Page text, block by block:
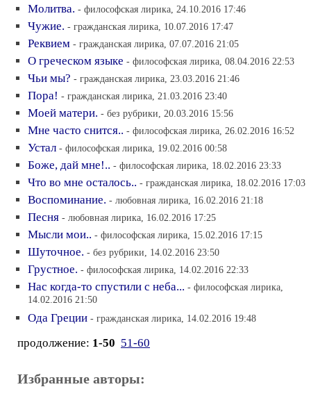
Молитва. - философская лирика, 24.10.2016 17:46
Чужие. - гражданская лирика, 10.07.2016 17:47
Реквием - гражданская лирика, 07.07.2016 21:05
О греческом языке - философская лирика, 08.04.2016 22:53
Чьи мы? - гражданская лирика, 23.03.2016 21:46
Пора! - гражданская лирика, 21.03.2016 23:40
Моей матери. - без рубрики, 20.03.2016 15:56
Мне часто снится.. - философская лирика, 26.02.2016 16:52
Устал - философская лирика, 19.02.2016 00:58
Боже, дай мне!.. - философская лирика, 18.02.2016 23:33
Что во мне осталось.. - гражданская лирика, 18.02.2016 17:03
Воспоминание. - любовная лирика, 16.02.2016 21:18
Песня - любовная лирика, 16.02.2016 17:25
Мысли мои.. - философская лирика, 15.02.2016 17:15
Шуточное. - без рубрики, 14.02.2016 23:50
Грустное. - философская лирика, 14.02.2016 22:33
Нас когда-то спустили с неба... - философская лирика,
14.02.2016 21:50
Ода Греции - гражданская лирика, 14.02.2016 19:48
продолжение: 1-50 51-60
Избранные авторы: